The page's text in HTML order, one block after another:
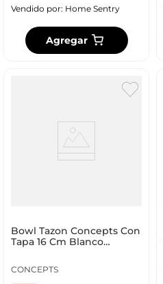
Vendido por: Home Sentry
Agregar
Bowl Tazon Concepts Con
Tapa 16 Cm Blanco
CONCEPTS